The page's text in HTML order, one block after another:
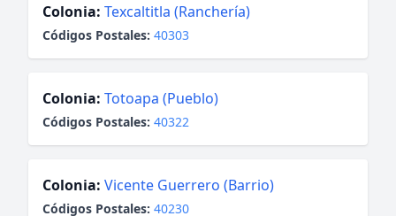
Colonia: Texcaltitla (Ranchería)
Códigos Postales: 40303
Colonia: Totoapa (Pueblo)
Códigos Postales: 40322
Colonia: Vicente Guerrero (Barrio)
Códigos Postales: 40230